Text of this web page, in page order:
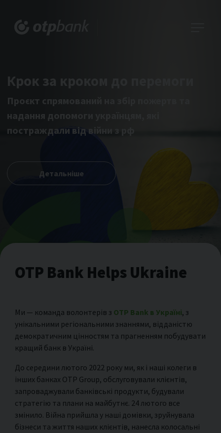
Крок за кроком до перемоги
Проєкт спрямований на збір пожертв та
надання допомоги українцям, які
постраждали від війни з рф
Детальніше
OTP Bank Helps Ukraine
Ми — команда волонтерів з OTP Bank в Україні, з
унікальними регіональними знаннями, відданістю
демократичним цінностям та прагненням побудувати
кращий банк в Україні.
До середини лютого 2022 року ми, як і наші колеги в
інших банках OTP Group, обслуговували клієнтів,
запроваджували банківські продукти, будували
стратегію та плани на майбутнє. 24 лютого все
змінило. Війна прийшла у наші домівки, зруйнувала
бізнеси та життя наших клієнтів, нанесла колосальні